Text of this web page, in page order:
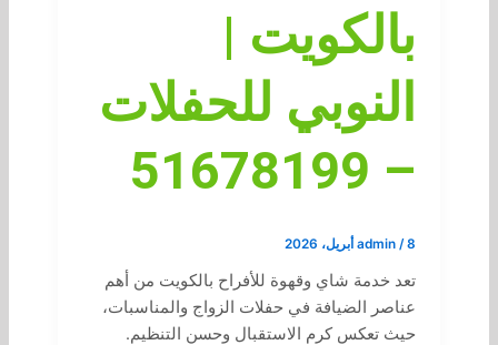
بالكويت |
النوبي للحفلات
– 51678199
admin /8 أبريل، 2026
تعد خدمة شاي وقهوة للأفراح بالكويت من أهم
عناصر الضيافة في حفلات الزواج والمناسبات،
حيث تعكس كرم الاستقبال وحسن التنظيم.